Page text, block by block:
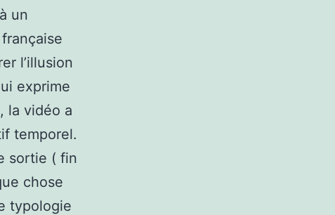
un
l’illusion
exprime
la vidéo a
temporel.
sortie ( fin
chose
typologie